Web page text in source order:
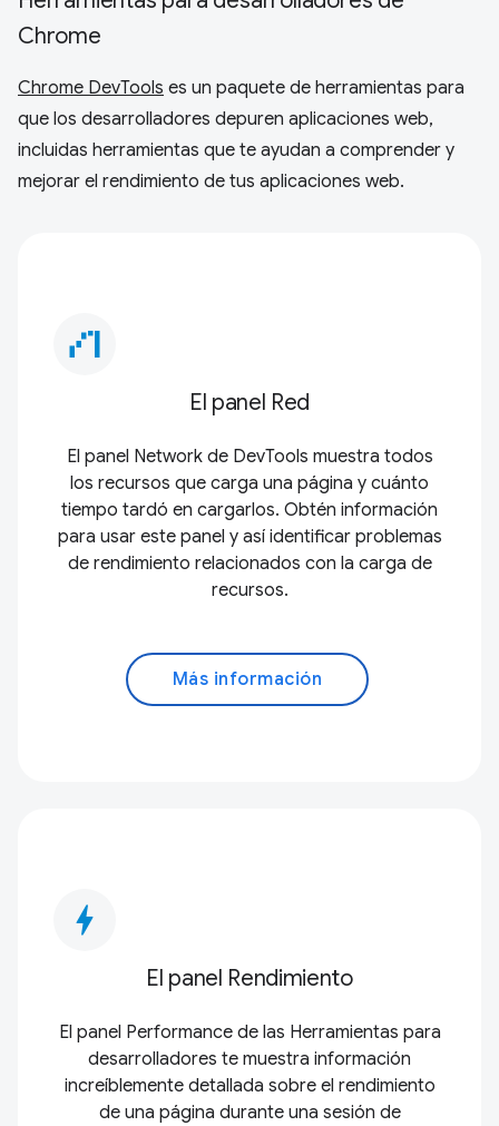
Chrome
Chrome DevTools es un paquete de herramientas para
que los desarrolladores depuren aplicaciones web,
incluidas herramientas que te ayudan a comprender y
mejorar el rendimiento de tus aplicaciones web.
waterfall_chart
El panel Red
El panel Network de DevTools muestra todos
los recursos que carga una página y cuánto
tiempo tardó en cargarlos. Obtén información
para usar este panel y así identificar problemas
de rendimiento relacionados con la carga de
recursos.
Más información
bolt
El panel Rendimiento
El panel Performance de las Herramientas para
desarrolladores te muestra información
increíblemente detallada sobre el rendimiento
de una página durante una sesión de